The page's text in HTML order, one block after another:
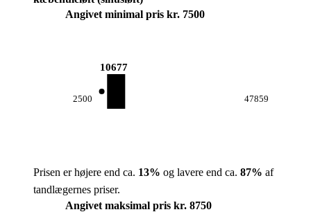
Angivet minimal pris kr. 7500
2500
10677
47859
Prisen er højere end ca. 13% og lavere end ca. 87% af
tandlægernes priser.
Angivet maksimal pris kr. 8750